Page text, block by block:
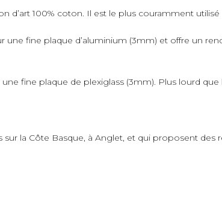
d’art 100% coton. Il est le plus couramment
une fine plaque d’aluminium (3mm) et offre un
fine plaque de plexiglass (3mm). Plus lourd
sur la Côte Basque, à Anglet, et qui proposent des